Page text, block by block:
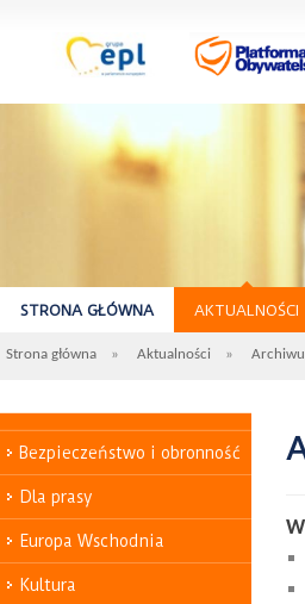
STRONA GŁÓWNA AKTUALNOŚCI
Strona główna » Aktualności »
Bezpieczeństwo i obronność
Dla prasy
Europa Wschodnia
Kultura